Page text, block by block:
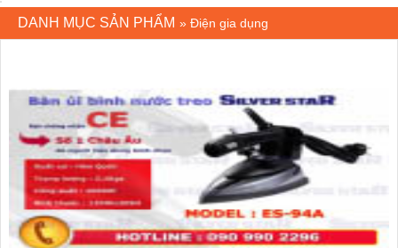
DANH MỤC SẢN PHẨM » Điện gia dụng